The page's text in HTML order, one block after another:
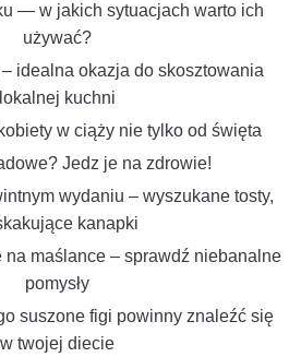
— w jakich sytuacjach warto ich
używać?
idealna okazja do skosztowania
lokalnej kuchni
w ciąży nie tylko od święta
Jedz je na zdrowie!
wydaniu – wyszukane tosty,
kanapki
maślance – sprawdź niebanalne
pomysły
suszone figi powinny znaleźć się
w twojej diecie